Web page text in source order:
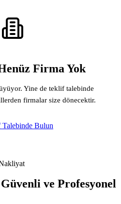
Firma Yok
Yine de teklif talebinde
firmalar size dönecektir.
Bulun
ve Profesyonel